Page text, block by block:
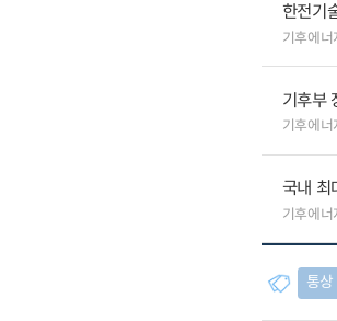
한전기
기후에
기후부
기후에
국내 최
기후에
통상